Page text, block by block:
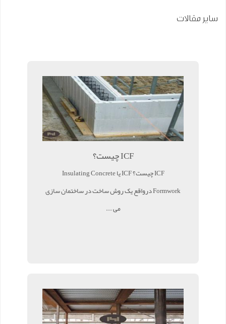
سایر مقالات
ICF چیست؟
ICF چیست؟ ICF یا Insulating Concrete
Formwork درواقع یک روش ساخت در ساختمان سازی
می ...